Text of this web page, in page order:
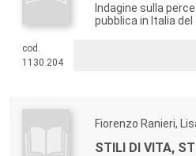
Indagine sulla
pubblica in Italia
cod.
1130.204
Fiorenzo Ranieri,
STILI DI VITA,